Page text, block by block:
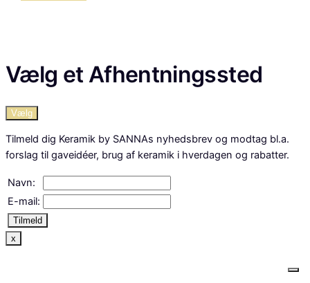
Vælg et Afhentningssted
Vælg
Tilmeld dig Keramik by SANNAs nyhedsbrev og modtag bl.a.
forslag til gaveidéer, brug af keramik i hverdagen og rabatter.
Navn:
E-mail:
Tilmeld
x